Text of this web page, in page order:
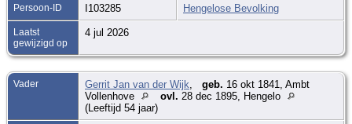
Persoon-ID I103285 Hengelose Bevolking
Laatst
gewijzigd op
4 jul 2026
Vader Gerrit Jan van der Wijk geb. 16 okt 1841, Ambt
Vollenhove
ovl. 28 dec 1895, Hengelo
(Leeftijd 54 jaar)